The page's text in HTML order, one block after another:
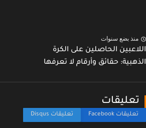
بضع سنوات
الحاصلين على الكرة
حقائق وأرقام لا تعرفها